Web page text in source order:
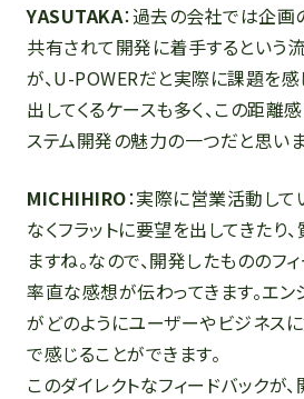
YASUTAKA：過去の会社では企
共有されて開発に着手するという
が、U-POWERだと実際に課題を
出してくるケースも多く、この距離
ステム開発の魅力の一つだと思いま
MICHIHIRO：実際に営業活動して
なくフラットに要望を出してきたり
ますね。なので、開発したもののフ
率直な感想が伝わってきます。エ
がどのようにユーザーやビジネス
で感じることができます。
このダイレクトなフィードバックが